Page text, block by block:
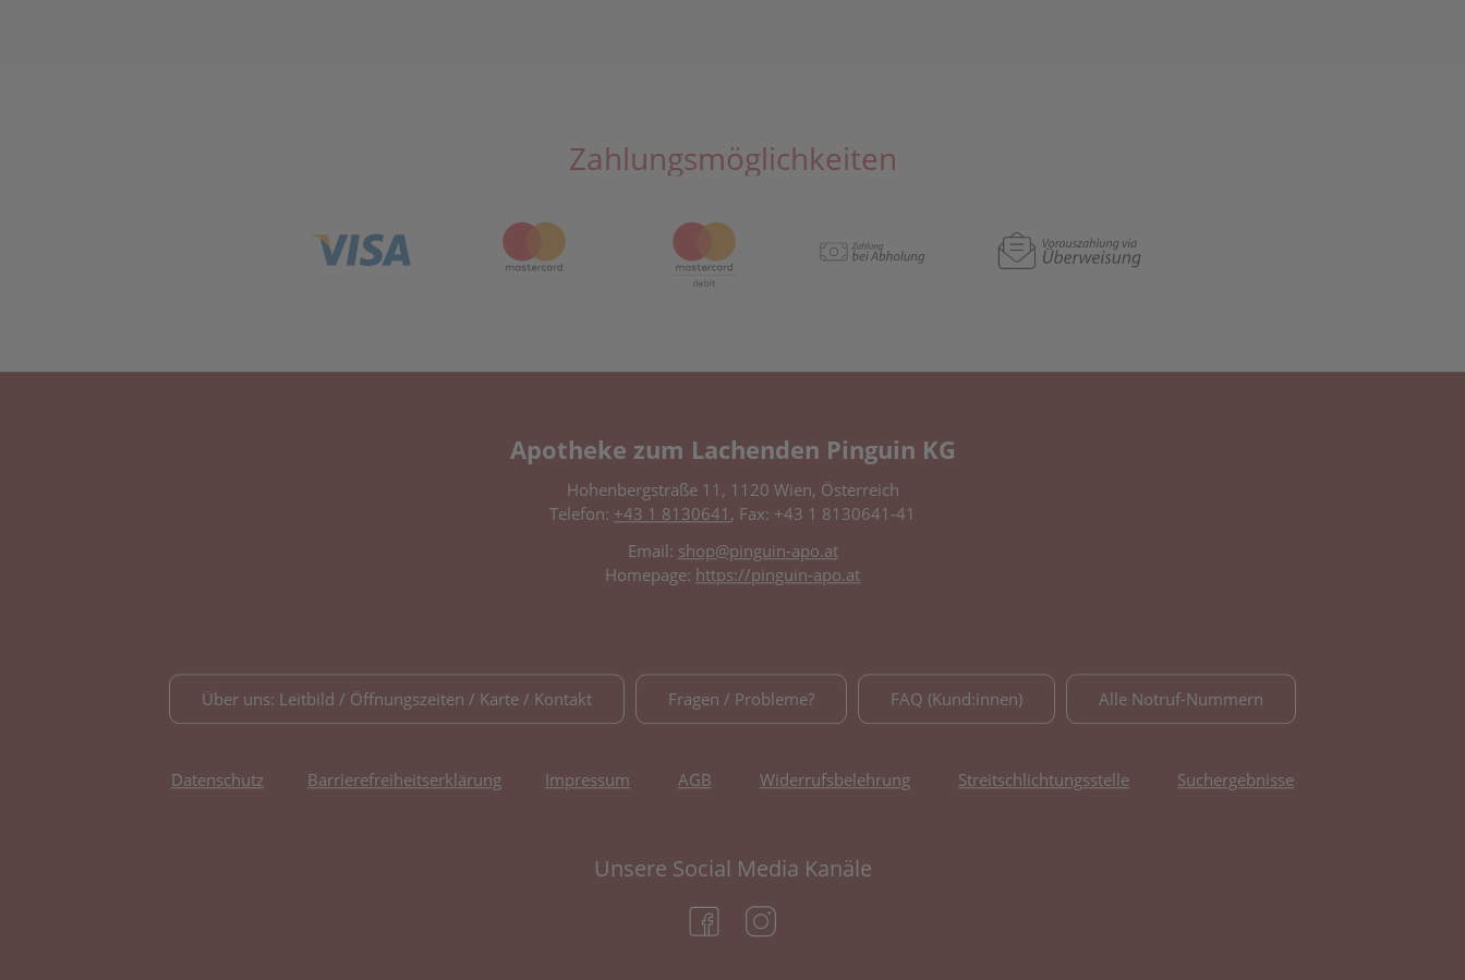
Zahlungsmöglichkeiten
Apotheke zum Lachenden Pinguin KG
Hohenbergstraße 11, 1120 Wien, Österreich
Telefon: +43 1 8130641 , Fax: +43 1 8130641-41
Email: shop@pinguin-apo.at
Homepage: https://pinguin-apo.at
Über uns: Leitbild / Öffnungszeiten / Karte / Kontakt Fragen / Probleme? FAQ (Kund:innen) Alle Notruf-Nummern
Datenschutz Barrierefreiheitserklärung Impressum AGB Widerrufsbelehrung Streitschlichtungsstelle Suchergebnisse
Unsere Social Media Kanäle
(öffnet in neuem Tab)